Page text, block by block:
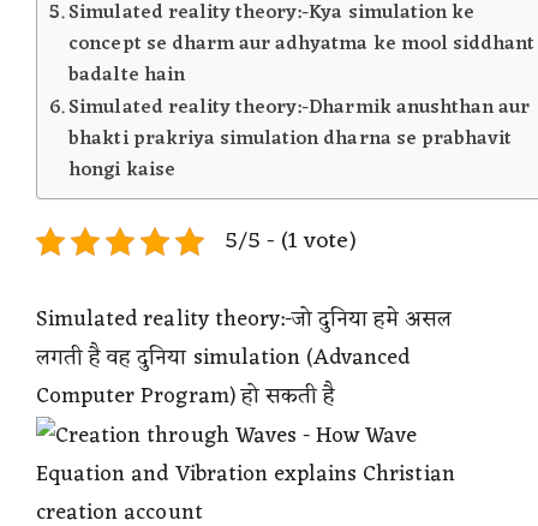
Simulated reality theory:-Kya simulation ke
concept se dharm aur adhyatma ke mool siddhant
badalte hain
Simulated reality theory:-Dharmik anushthan aur
bhakti prakriya simulation dharna se prabhavit
hongi kaise
5/5 - (1 vote)
Simulated reality theory:-जो दुनिया हमे असल
लगती है वह दुनिया simulation (Advanced
Computer Program) हो सकती है